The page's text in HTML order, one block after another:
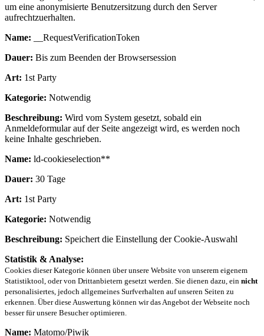
um eine anonymisierte Benutzersitzung durch den Server
aufrechtzuerhalten.
Name: __RequestVerificationToken
Dauer: Bis zum Beenden der Browsersession
Art: 1st Party
Kategorie: Notwendig
Beschreibung: Wird vom System gesetzt, sobald ein
Anmeldeformular auf der Seite angezeigt wird, es werden noch
keine Inhalte geschrieben.
Name: ld-cookieselection**
Dauer: 30 Tage
Art: 1st Party
Kategorie: Notwendig
Beschreibung: Speichert die Einstellung der Cookie-Auswahl
Statistik & Analyse:
Cookies dieser Kategorie können über unsere Website von unserem eigenem
Statistiktool, oder von Drittanbietern gesetzt werden. Sie dienen dazu, ein nicht
personalisiertes, jedoch allgemeines Surfverhalten auf unseren Seiten zu
erkennen. Über diese Auswertung können wir das Angebot der Webseite noch
besser für unsere Besucher optimieren.
Name: Matomo/Piwik